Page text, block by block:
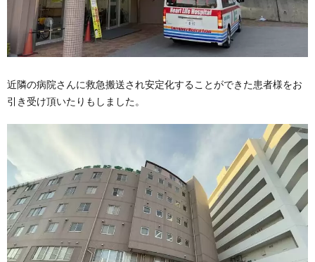
近隣の病院さんに救急搬送され安定化することができた患者様をお
引き受け頂いたりもしました。